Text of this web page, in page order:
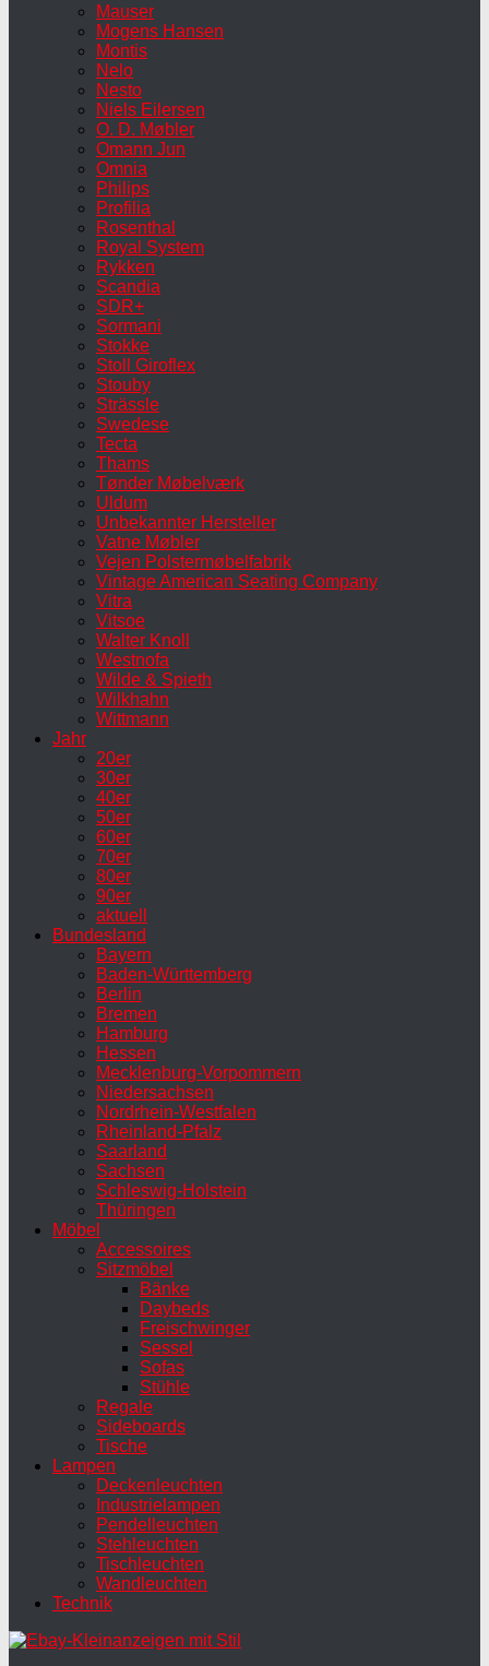
Mauser
Mogens Hansen
Montis
Nelo
Nesto
Niels Eilersen
O. D. Møbler
Omann Jun
Omnia
Philips
Profilia
Rosenthal
Royal System
Rykken
Scandia
SDR+
Sormani
Stokke
Stoll Giroflex
Stouby
Strässle
Swedese
Tecta
Thams
Tønder Møbelværk
Uldum
Unbekannter Hersteller
Vatne Møbler
Vejen Polstermøbelfabrik
Vintage American Seating Company
Vitra
Vitsoe
Walter Knoll
Westnofa
Wilde & Spieth
Wilkhahn
Wittmann
Jahr
20er
30er
40er
50er
60er
70er
80er
90er
aktuell
Bundesland
Bayern
Baden-Württemberg
Berlin
Bremen
Hamburg
Hessen
Mecklenburg-Vorpommern
Niedersachsen
Nordrhein-Westfalen
Rheinland-Pfalz
Saarland
Sachsen
Schleswig-Holstein
Thüringen
Möbel
Accessoires
Sitzmöbel
Bänke
Daybeds
Freischwinger
Sessel
Sofas
Stühle
Regale
Sideboards
Tische
Lampen
Deckenleuchten
Industrielampen
Pendelleuchten
Stehleuchten
Tischleuchten
Wandleuchten
Technik